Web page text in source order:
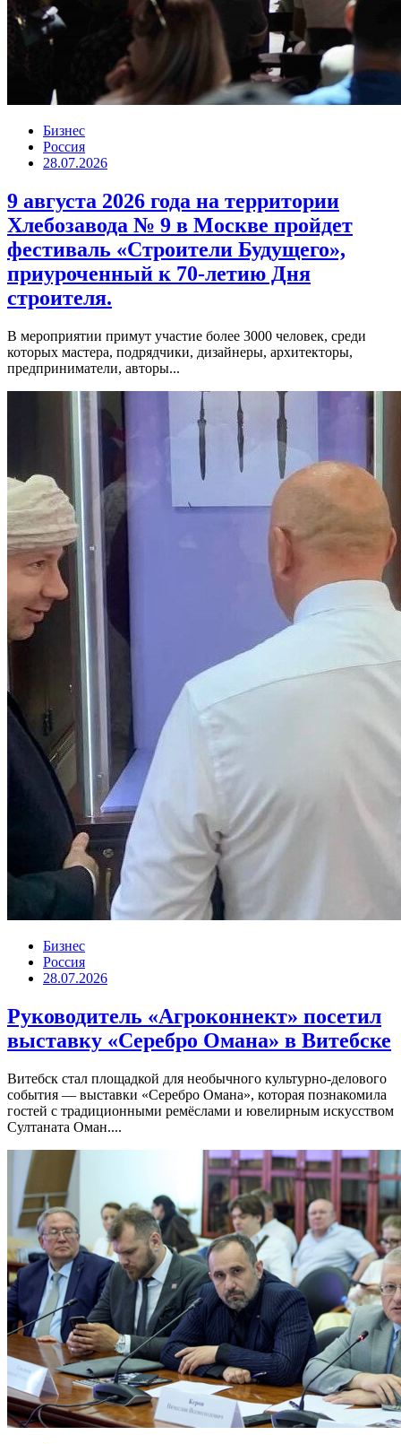
Бизнес
Россия
28.07.2026
9 августа 2026 года на территории
Хлебозавода № 9 в Москве пройдет
фестиваль «Строители Будущего»,
приуроченный к 70-летию Дня
строителя.
В мероприятии примут участие более 3000 человек, среди
которых мастера, подрядчики, дизайнеры, архитекторы,
предприниматели, авторы...
Бизнес
Россия
28.07.2026
Руководитель «Агроконнект» посетил
выставку «Серебро Омана» в Витебске
Витебск стал площадкой для необычного культурно-делового
события — выставки «Серебро Омана», которая познакомила
гостей с традиционными ремёслами и ювелирным искусством
Султаната Оман....